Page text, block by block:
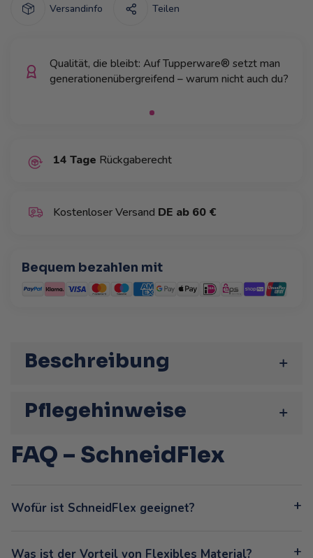
Versandinfo Teilen
Qualität, die bleibt: Auf Tupperware® setzt man
generationenübergreifend – warum nicht auch du?
14 Tage Rückgaberecht
Kostenloser Versand DE ab 60 €
Bequem bezahlen mit
Beschreibung
Pflegehinweise
FAQ – SchneidFlex
Wofür ist SchneidFlex geeignet?
Was ist der Vorteil von Flexibles Material?